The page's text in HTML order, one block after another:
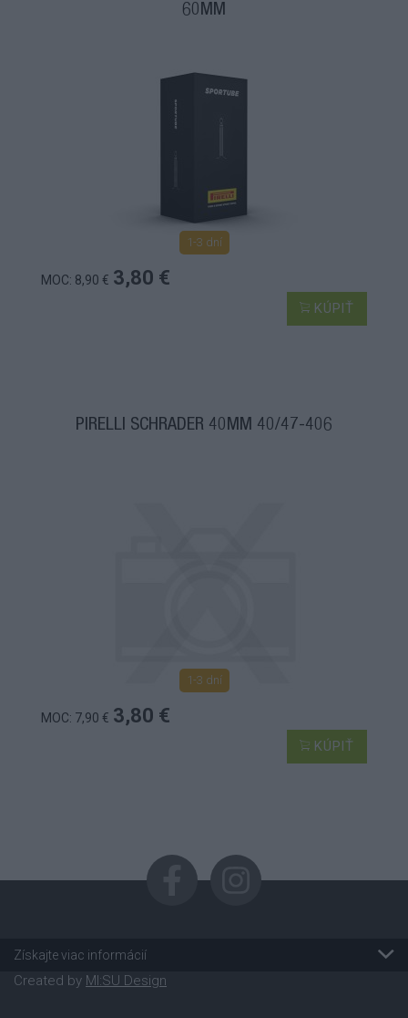
60MM
1-3 dní
MOC: 8,90 € 3,80 €
KÚPIŤ
PIRELLI SCHRADER 40MM 40/47-406
1-3 dní
MOC: 7,90 € 3,80 €
KÚPIŤ
Získajte viac informácií
Created by MI:SU Design